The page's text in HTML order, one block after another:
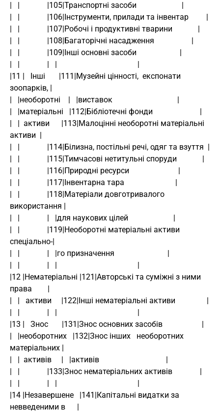
|   |              |105|Транспортні засоби                       |
|   |              |106|Інструменти, прилади та інвентар         |
|   |              |107|Робочі і продуктивні тварини             |
|   |              |108|Багаторічні насадження                   |
|   |              |109|Інші основні засоби                      |
|   |              |   |                                         |
|11 |   Інші       |111|Музейні цінності,  експонати
зоопарків, |
|   |необоротні    |   |виставок                                 |
|   |матеріальні   |112|Бібліотечні фонди                        |
|   |  активи      |113|Малоцінні необоротні матеріальні
активи  |
|   |              |114|Білизна, постільні речі, одяг та взуття  |
|   |              |115|Тимчасові нетитульні споруди             |
|   |              |116|Природні ресурси                         |
|   |              |117|Інвентарна тара                          |
|   |              |118|Матеріали довготривалого
використання |
|   |              |   |для наукових цілей                       |
|   |              |119|Необоротні матеріальні активи
спеціально-|
|   |              |   |го призначення                           |
|   |              |   |                                         |
|12 |Нематеріальні |121|Авторські та суміжні з ними
права        |
|   |   активи     |122|Інші нематеріальні активи                |
|   |              |   |                                         |
|13 |   Знос       |131|Знос основних засобів                    |
|   |необоротних   |132|Знос інших   необоротних
матеріальних |
|   |  активів     |   |активів                                  |
|   |              |133|Знос нематеріальних активів              |
|   |              |   |                                         |
|14 |Незавершене   |141|Капітальні видатки за
невведеними в      |